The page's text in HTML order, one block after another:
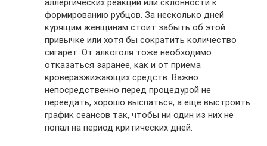
аллергических реакций или склонности к
формированию рубцов. За несколько дней
курящим женщинам стоит забыть об этой
привычке или хотя бы сократить количество
сигарет. От алкоголя тоже необходимо
отказаться заранее, как и от приема
кроверазжижающих средств. Важно
непосредственно перед процедурой не
переедать, хорошо выспаться, а еще выстроить
график сеансов так, чтобы ни один из них не
попал на период критических дней.